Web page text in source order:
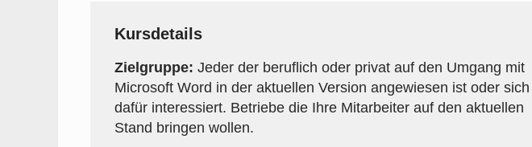
Kursdetails
Zielgruppe: Jeder der beruflich oder privat auf den Umgang mit
Microsoft Word in der aktuellen Version angewiesen ist oder sich
dafür interessiert. Betriebe die Ihre Mitarbeiter auf den aktuellen
Stand bringen wollen.